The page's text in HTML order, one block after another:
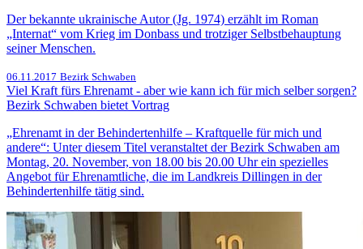
Der bekannte ukrainische Autor (Jg. 1974) erzählt im Roman
„Internat“ vom Krieg im Donbass und trotziger Selbstbehauptung
seiner Menschen.
06.11.2017 Bezirk Schwaben
Viel Kraft fürs Ehrenamt - aber wie kann ich für mich selber sorgen?
Bezirk Schwaben bietet Vortrag
„Ehrenamt in der Behindertenhilfe – Kraftquelle für mich und
andere“: Unter diesem Titel veranstaltet der Bezirk Schwaben am
Montag, 20. November, von 18.00 bis 20.00 Uhr ein spezielles
Angebot für Ehrenamtliche, die im Landkreis Dillingen in der
Behindertenhilfe tätig sind.